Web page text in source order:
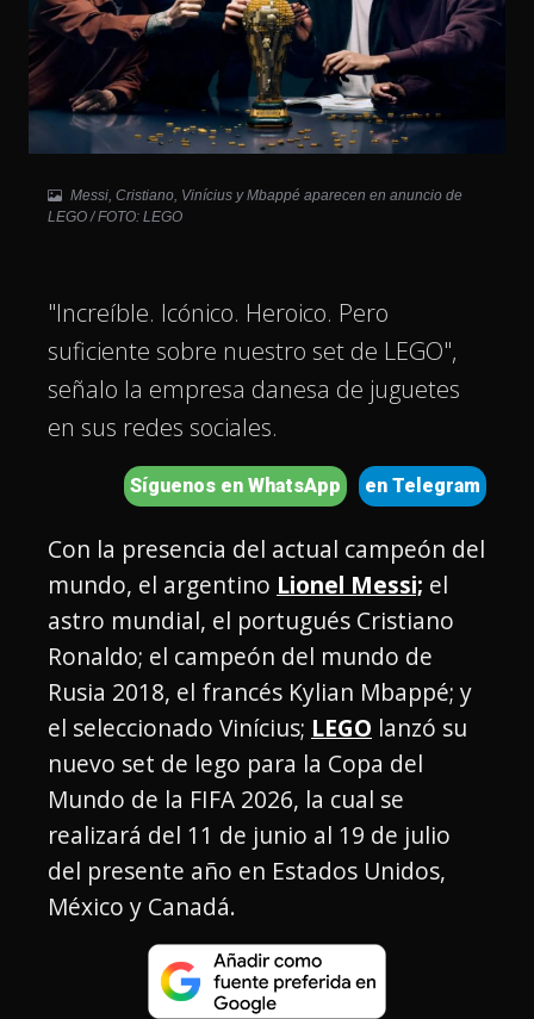
Messi, Cristiano, Vinícius y Mbappé aparecen en anuncio de
LEGO / FOTO: LEGO
"Increíble. Icónico. Heroico. Pero
suficiente sobre nuestro set de LEGO",
señalo la empresa danesa de juguetes
en sus redes sociales.
en Telegram
Síguenos en WhatsApp
Con la presencia del actual campeón del
mundo, el argentino Lionel Messi; el
astro mundial, el portugués Cristiano
Ronaldo; el campeón del mundo de
Rusia 2018, el francés Kylian Mbappé; y
el seleccionado Vinícius; LEGO lanzó su
nuevo set de lego para la Copa del
Mundo de la FIFA 2026, la cual se
realizará del 11 de junio al 19 de julio
del presente año en Estados Unidos,
México y Canadá.